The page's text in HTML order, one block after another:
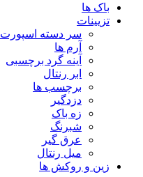
باک ها
تزیینات
سر دسته اسپورت
آرم ها
آینه گرد برچسبی
ابر رنتال
برچسب ها
دزدگیر
زه باک
شبرنگ
عرق گیر
میل رنتال
زین و روکش ها